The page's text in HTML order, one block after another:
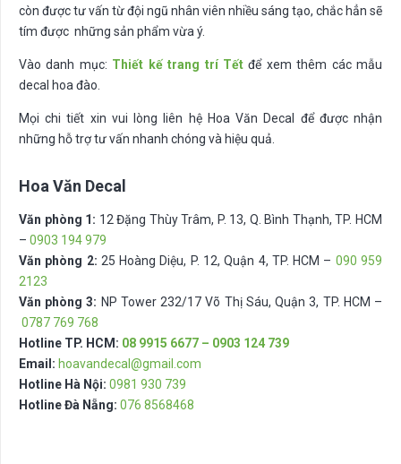
còn được tư vấn từ đội ngũ nhân viên nhiều sáng tạo, chắc hẳn sẽ
tím được những sản phẩm vừa ý.
Vào danh mục: Thiết kế trang trí Tếtđể xem thêm các mẫu
decal hoa đào.
Mọi chi tiết xin vui lòng liên hệ Hoa Văn Decal để được nhận
những hỗ trợ tư vấn nhanh chóng và hiệu quả.
Hoa Văn Decal
Văn phòng 1: 12 Đặng Thùy Trâm, P. 13, Q. Bình Thạnh, TP. HCM
– 0903 194 979
Văn phòng 2: 25 Hoàng Diệu, P. 12, Quận 4, TP. HCM – 090 959
2123
Văn phòng 3: NP Tower 232/17 Võ Thị Sáu, Quận 3, TP. HCM –
0787 769 768
Hotline TP. HCM: 08 9915 6677 – 0903 124 739
Email: hoavandecal@gmail.com
Hotline Hà Nội: 0981 930 739
Hotline Đà Nẵng: 076 8568468